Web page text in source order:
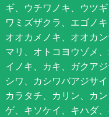
ギ、ウチワノキ、ウツ
ワミズザクラ、エゴノ
オオカメノキ、オオカ
マリ、オトコヨウゾメ
イノキ、カキ、ガクア
シワ、カシワバアジサ
カラタチ、カリン、カ
ゲ、キソケイ、キハダ